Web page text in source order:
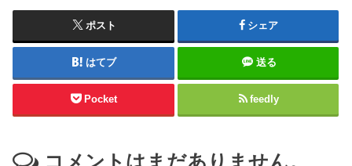
ポスト シェア
はてブ 送る
Pocket feedly
コメントはまだありません。